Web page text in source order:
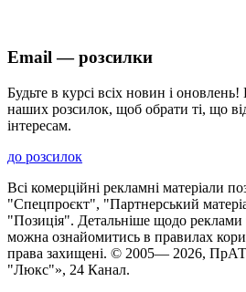
Email — розсилки
Будьте в курсі всіх новин і оновлень!
наших розсилок, щоб обрати ті, що
інтересам.
до розсилок
Всі комерційні рекламні матеріали
"Спецпроєкт", "Партнерський
"Позиція". Детальніше щодо
можна ознайомитись в правилах
права захищені. © 2005— 2026, ПрАТ
"Люкс"», 24 Канал.